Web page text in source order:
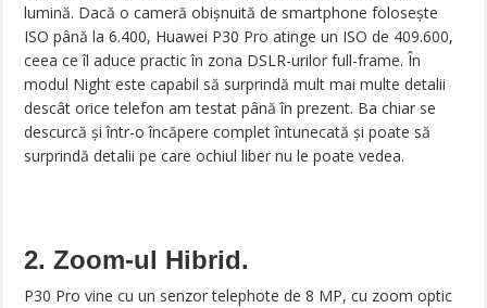
lumină. Dacă o cameră obișnuită de smartphone folosește
ISO până la 6.400, Huawei P30 Pro atinge un ISO de 409.600,
ceea ce îl aduce practic în zona DSLR-urilor full-frame. În
modul Night este capabil să surprindă mult mai multe detalii
descât orice telefon am testat până în prezent. Ba chiar se
descurcă și într-o încăpere complet întunecată și poate să
surprindă detalii pe care ochiul liber nu le poate vedea.
2. Zoom-ul Hibrid.
P30 Pro vine cu un senzor telephote de 8 MP, cu zoom optic